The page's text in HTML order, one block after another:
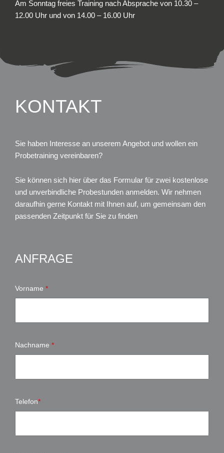
Am Sonntag freies Training nach Absprache von 10.30 –
12.00 Uhr und von 14.00 – 16.00 Uhr
KONTAKT
Sie haben Interesse an unserem Angebot und wollen ein
Probetraining vereinbaren?
Sie können sich hier über das Formular für zwei kostenlose
und unverbindliche Probestunden anmelden. Wir nehmen
daraufhin gerne Kontakt mit Ihnen auf, um gemeinsam den
passenden Zeitpunkt für Sie zu finden
ANFRAGE
Vorname *
Nachname *
Telefon*